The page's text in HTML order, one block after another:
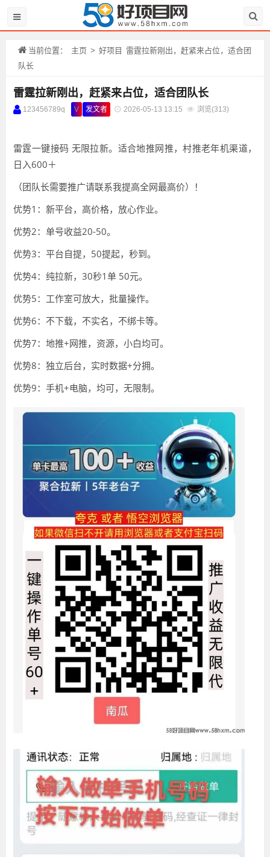
当前位置： 主页 > 好项目
雷霆拉新刚出，赶紧来占位，适合团
队长
雷霆拉新刚出，赶紧来占位，适合团队长
123456789q V 发文者 2026-05-13 13:15 浏览(313)
雷霆一键接码 无限拉新。适合地推网推，村推老年机渠道，
日入600＋
（团队长需要推广请联系我提高全网最高价）！
优势1：新平台，高价格，放心作业。
优势2：单号收益20-50。
优势3：平台自提，50提起，秒到。
优势4：纯拉新，30秒1单 50元。
优势5：工作室可放大，批量操作。
优势6：不下载，不实名，不绑卡等。
优势7：地推+网推，资源，小白均可。
优势8：独立后台，实时数据+分拥。
优势9：手机+电脑，均可，无限制。